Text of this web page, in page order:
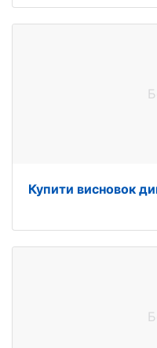
Купити висновок